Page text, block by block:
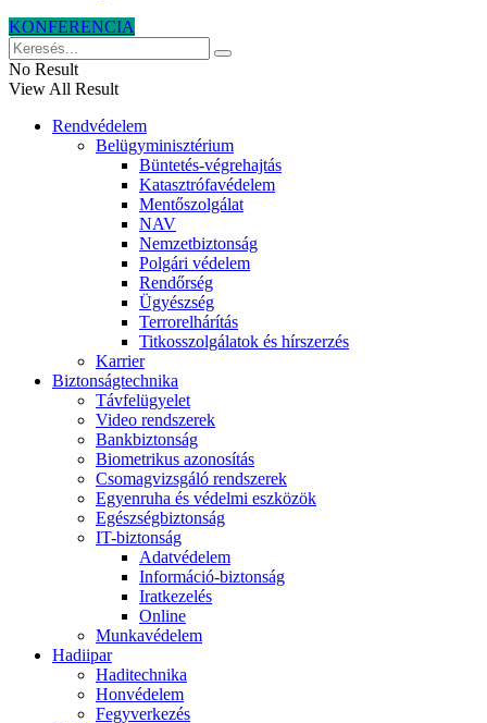
KONFERENCIA
No Result
View All Result
Rendvédelem
Belügyminisztérium
Büntetés-végrehajtás
Katasztrófavédelem
Mentőszolgálat
NAV
Nemzetbiztonság
Polgári védelem
Rendőrség
Ügyészség
Terrorelhárítás
Titkosszolgálatok és hírszerzés
Karrier
Biztonságtechnika
Távfelügyelet
Video rendszerek
Bankbiztonság
Biometrikus azonosítás
Csomagvizsgáló rendszerek
Egyenruha és védelmi eszközök
Egészségbiztonság
IT-biztonság
Adatvédelem
Információ-biztonság
Iratkezelés
Online
Munkavédelem
Hadiipar
Haditechnika
Honvédelem
Fegyverkezés